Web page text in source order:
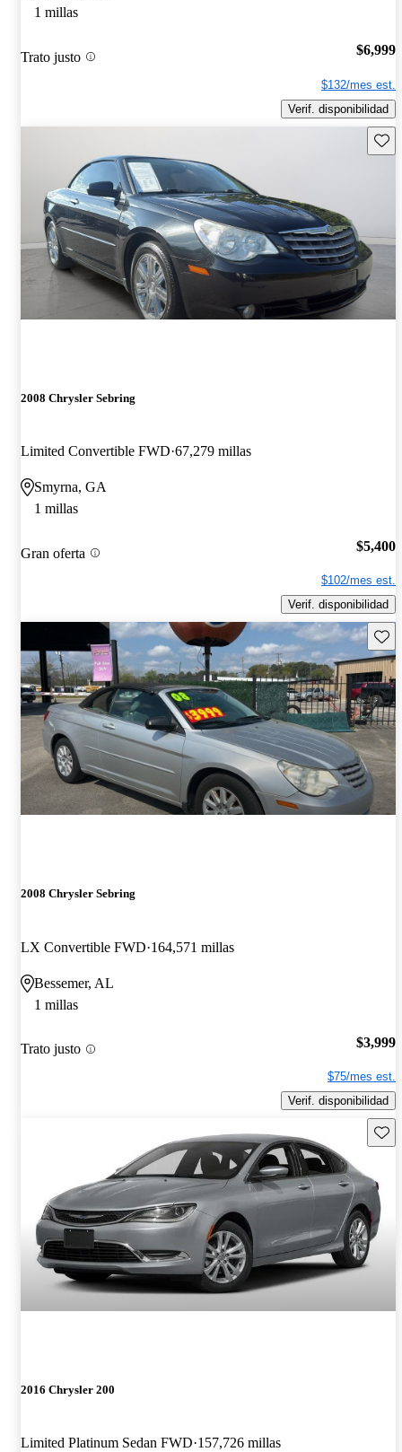
1 millas
Trato justo $6,999
$132/mes est.
Verif. disponibilidad
2008 Chrysler Sebring
Limited Convertible FWD 67,279 millas
Smyrna, GA
1 millas
Gran oferta $5,400
$102/mes est.
Verif. disponibilidad
2008 Chrysler Sebring
LX Convertible FWD 164,571 millas
Bessemer, AL
1 millas
Trato justo $3,999
$75/mes est.
Verif. disponibilidad
2016 Chrysler 200
Limited Platinum Sedan FWD 157,726 millas